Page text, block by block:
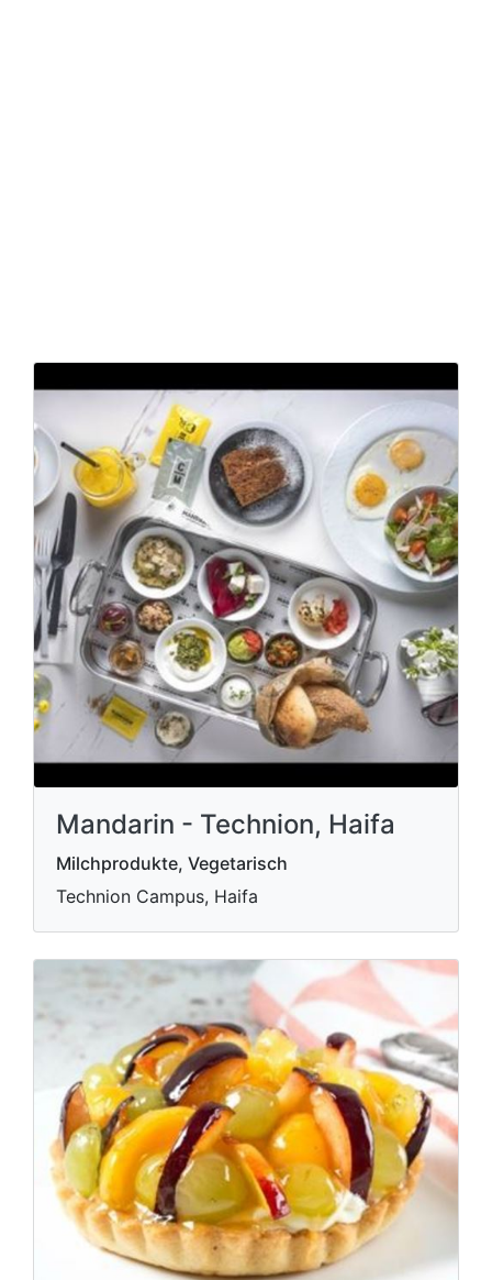
Mandarin - Technion, Haifa
Milchprodukte, Vegetarisch
Technion Campus, Haifa